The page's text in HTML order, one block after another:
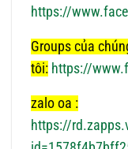
https://
Groups của
tôi: https://
zalo oa :
https://